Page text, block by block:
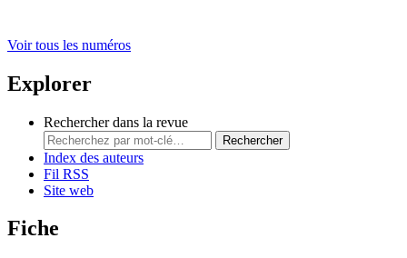
Voir tous les numéros
Explorer
Rechercher dans la revue
Rechercher
Index des auteurs
Fil RSS
Site web
Fiche